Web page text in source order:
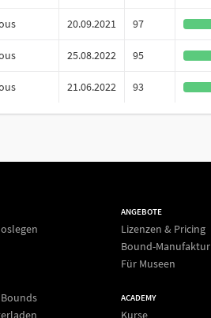
20.09.2021 97
25.08.2022 95
21.06.2022 93
ANGEBOTE
Lizenzen & Pricing
Bound-Manufaktur
Für Museen
ACADEMY